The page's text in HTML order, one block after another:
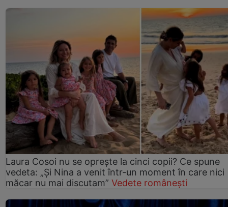
Laura Cosoi nu se oprește la cinci copii? Ce spune
vedeta: „Și Nina a venit într-un moment în care nici
măcar nu mai discutam” Vedete românești